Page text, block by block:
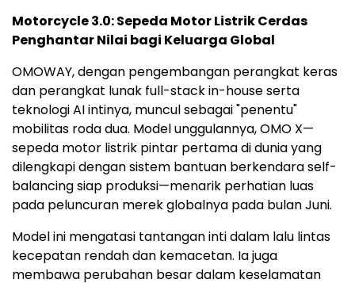
Motorcycle 3.0: Sepeda Motor Listrik Cerdas
Penghantar Nilai bagi Keluarga Global
OMOWAY, dengan pengembangan perangkat keras
dan perangkat lunak full-stack in-house serta
teknologi AI intinya, muncul sebagai "penentu"
mobilitas roda dua. Model unggulannya, OMO X—
sepeda motor listrik pintar pertama di dunia yang
dilengkapi dengan sistem bantuan berkendara self-
balancing siap produksi—menarik perhatian luas
pada peluncuran merek globalnya pada bulan Juni.
Model ini mengatasi tantangan inti dalam lalu lintas
kecepatan rendah dan kemacetan. Ia juga
membawa perubahan besar dalam keselamatan